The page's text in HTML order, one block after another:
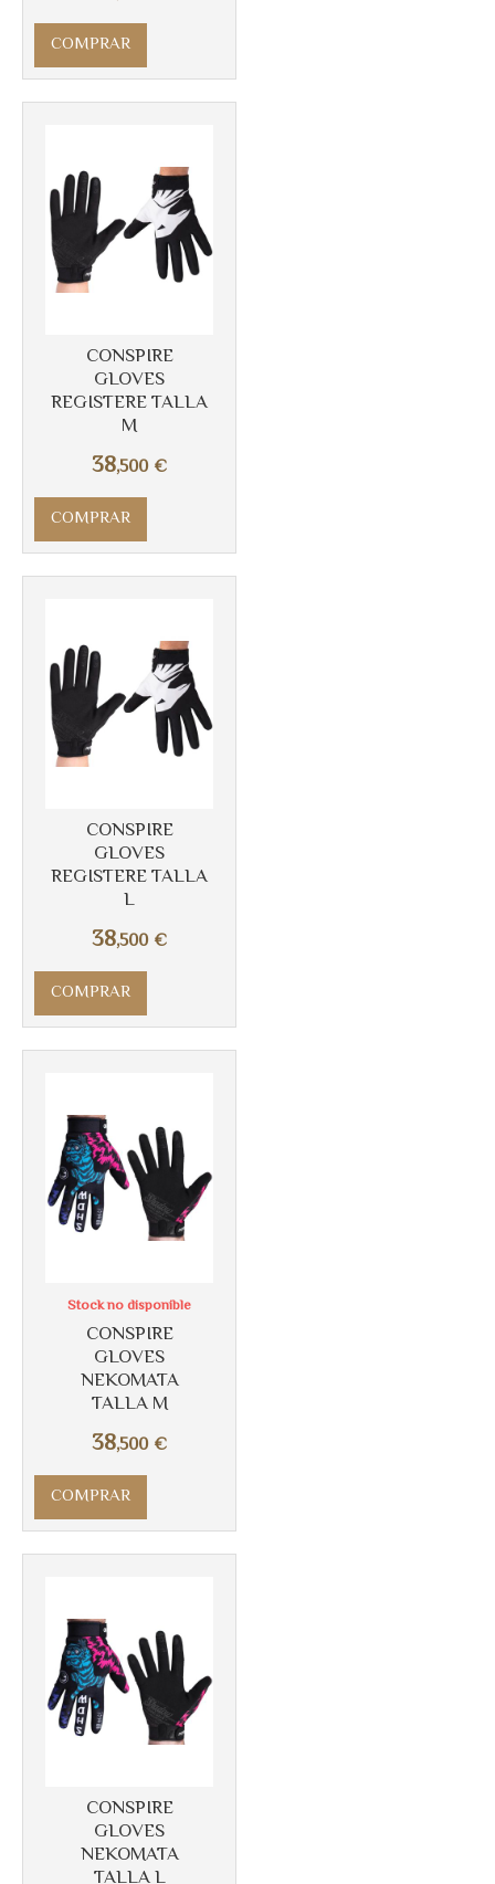
COMPRAR
CONSPIRE
GLOVES
REGISTERE TALLA
M
38,500 €
COMPRAR
CONSPIRE
GLOVES
REGISTERE TALLA
L
38,500 €
COMPRAR
Más info
CONSPIRE
GLOVES
NEKOMATA
TALLA M
38,500 €
Stock no disponible
COMPRAR
Más info
CONSPIRE
GLOVES
NEKOMATA
Más info